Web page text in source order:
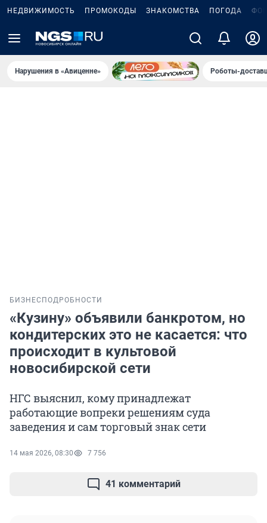
НЕДВИЖИМОСТЬ ПРОМОКОДЫ ЗНАКОМСТВА ПОГОДА
Нарушения в «Авиценне» Роботы-
БИЗНЕС ПОДРОБНОСТИ
«Кузину» объявили банкротом, но
кондитерских это не касается: что
происходит в культовой
новосибирской сети
НГС выяснил, кому принадлежат
работающие вопреки решениям суда
заведения и сам торговый знак сети
14 мая 2026, 08:30 7 756
41 комментарий